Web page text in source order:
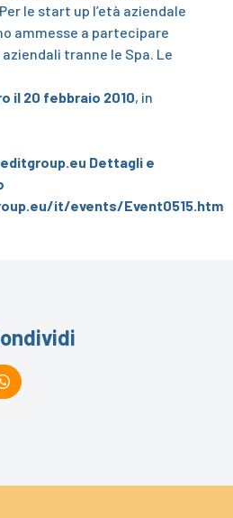
le start up l’età aziendale
ammesse a partecipare
tranne le Spa. Le
il 20 febbraio 2010, in
Dettagli e
it/events/Event0515.htm